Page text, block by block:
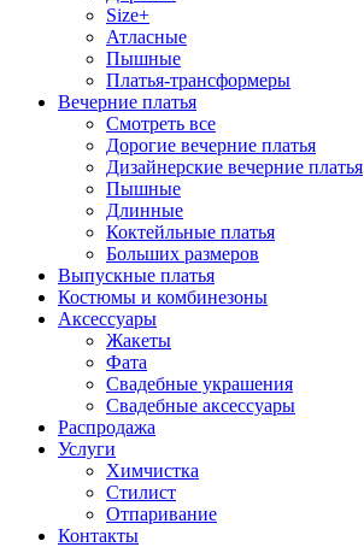
Size+
Атласные
Пышные
Платья-трансформеры
Вечерние платья
Смотреть все
Дорогие вечерние платья
Дизайнерские вечерние платья
Пышные
Длинные
Коктейльные платья
Больших размеров
Выпускные платья
Костюмы и комбинезоны
Аксессуары
Жакеты
Фата
Свадебные украшения
Свадебные аксессуары
Распродажа
Услуги
Химчистка
Стилист
Отпаривание
Контакты